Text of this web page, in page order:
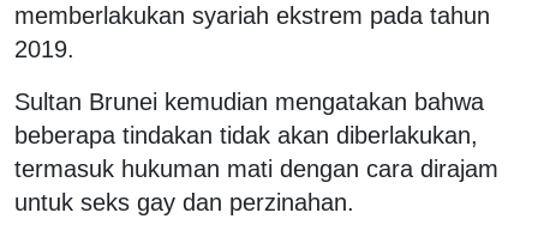
memberlakukan syariah ekstrem pada tahun
2019.
Sultan Brunei kemudian mengatakan bahwa
beberapa tindakan tidak akan diberlakukan,
termasuk hukuman mati dengan cara dirajam
untuk seks gay dan perzinahan.